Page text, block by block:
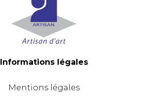
Informations légales
Mentions légales